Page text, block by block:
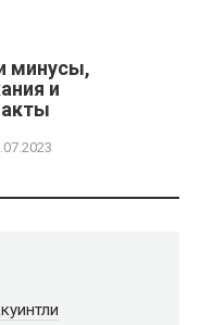
минусы,
и